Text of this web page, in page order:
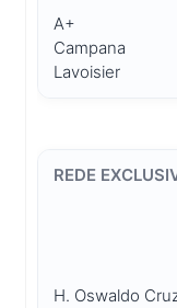
A+
Campana
Lavoisier
H. Oswaldo